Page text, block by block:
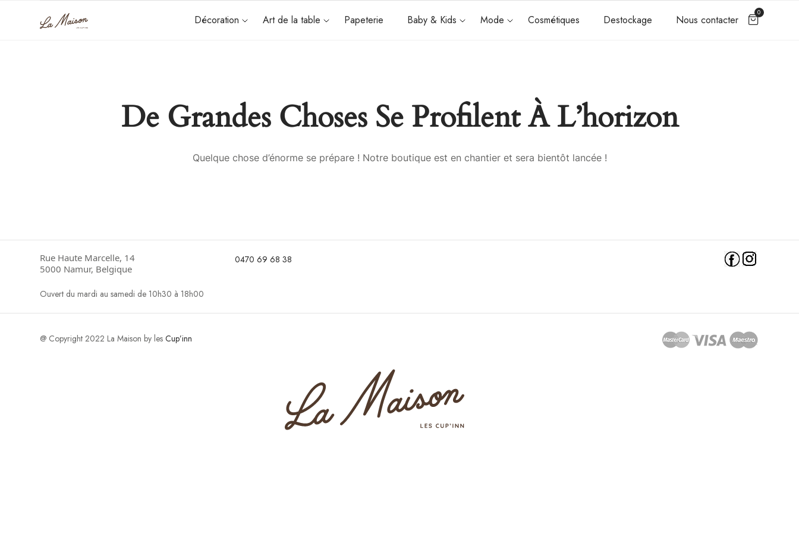
Décoration Art de la table Papeterie Baby & Kids Mode Cosmétiques Destockage Nous contacter
0
De Grandes Choses Se Profilent À L’horizon
Quelque chose d’énorme se prépare ! Notre boutique est en chantier et sera bientôt lancée !
Rue Haute Marcelle, 14
5000 Namur, Belgique
Ouvert du mardi au samedi de 10h30 à 18h00
0470 69 68 38
@ Copyright 2022 La Maison by lesCup’inn